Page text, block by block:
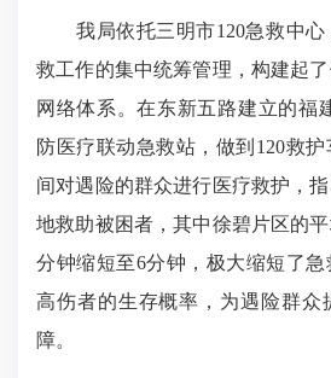
我局依托三明市120急救中心
救工作的集中统筹管理，构建起
网络体系。在东新五路建立的福
防医疗联动急救站，做到120救
间对遇险的群众进行医疗救护，
地救助被困者，其中徐碧片区的
分钟缩短至6分钟，极大缩短了
高伤者的生存概率，为遇险群众
障。